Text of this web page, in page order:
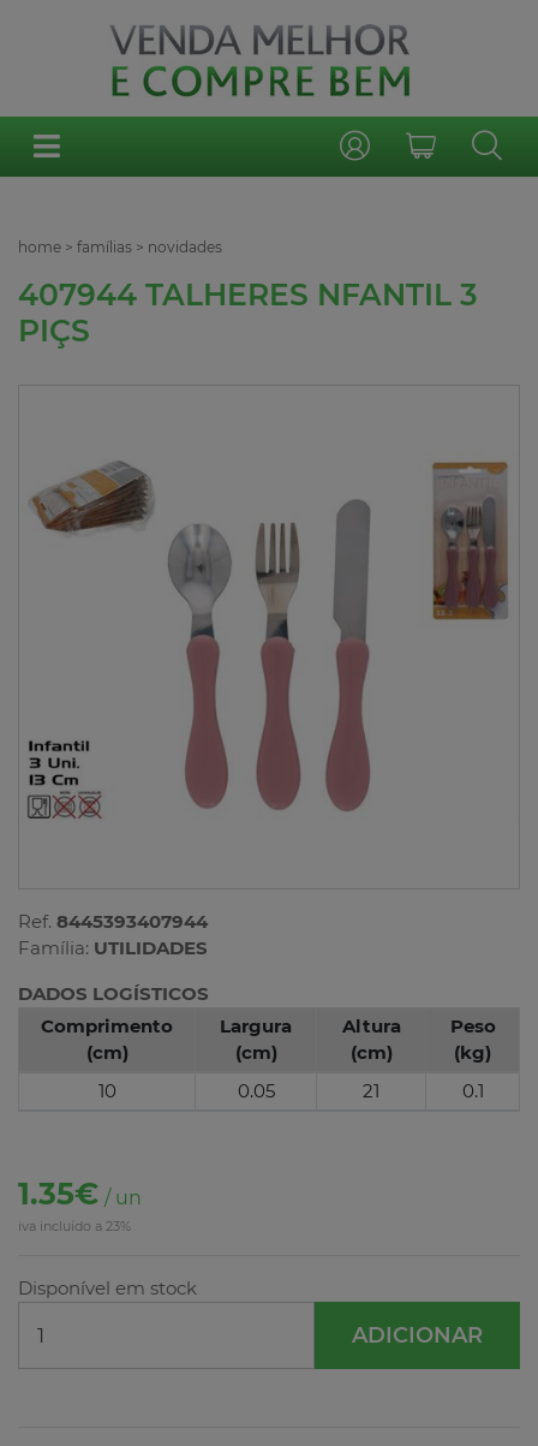
home > famílias > novidades
407944 TALHERES NFANTIL 3
PIÇS
Ref. 8445393407944
Família: UTILIDADES
DADOS LOGÍSTICOS
Comprimento
(cm)
Largura
(cm)
Altura
(cm)
Peso
(kg)
10
0.05 21 0.1
1.35€ / un
iva incluído a 23%
Disponível em stock
ADICIONAR